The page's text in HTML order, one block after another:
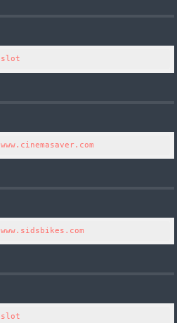
slot
www.cinemasaver.com
www.sidsbikes.com
slot